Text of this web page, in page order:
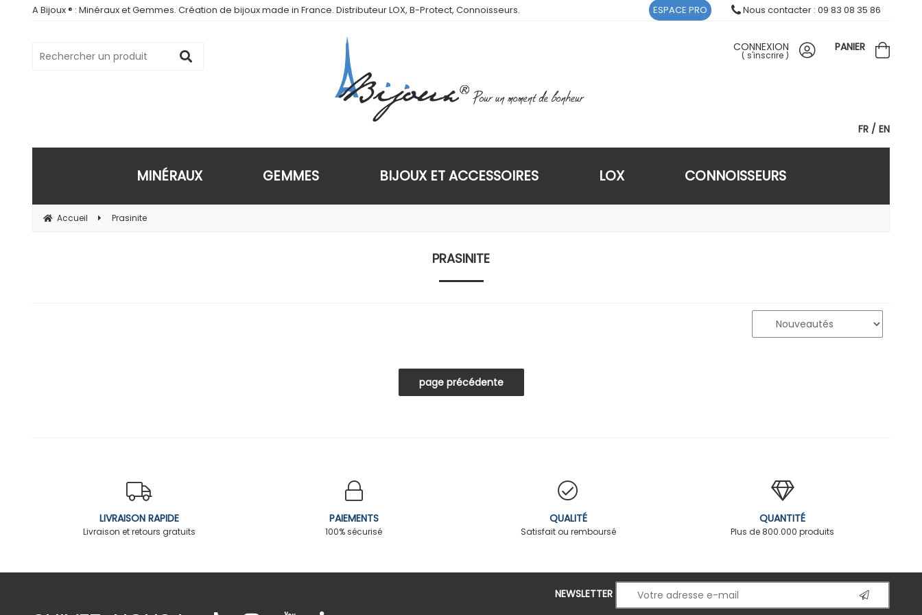
A Bijoux ® : Minéraux et Gemmes. Création de bijoux made in France. Distributeur LOX, B-Protect, Connoisseurs.
FR EN
CONNEXION
( s'inscrire )
PANIER
MINÉRAUX GEMMES BIJOUX ET ACCESSOIRES LOX CONNOISSEURS
Accueil Prasinite
PRASINITE
ESPACE PRO Nous contacter : 09 83 08 35 86
LIVRAISON RAPIDE
Livraison et retours gratuits
PAIEMENTS
100% sécurisé
QUALITÉ
Satisfait ou remboursé
QUANTITÉ
Plus de 800.000 produits
NEWSLETTER